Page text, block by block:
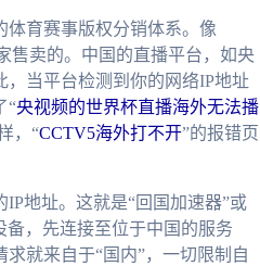
体育赛事版权分销体系。像
售卖的。中国的直播平台，如央
当平台检测到你的网络IP地址
“央视频的世界杯直播海外无法播
，“CCTV5海外打不开”的报错页
地址。这就是“回国加速器”或
，先连接至位于中国的服务
就来自于“国内”，一切限制自